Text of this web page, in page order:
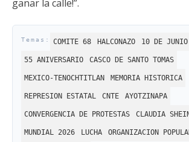
ganar la calle!”.
COMITE 68 HALCONAZO 10 DE
55 ANIVERSARIO CASCO DE SANTO TOMAS
MEXICO-TENOCHTITLAN MEMORIA HISTORICA
REPRESION ESTATAL CNTE AYOTZINAPA
CONVERGENCIA DE PROTESTAS CLAUDIA
MUNDIAL 2026 LUCHA ORGANIZACION